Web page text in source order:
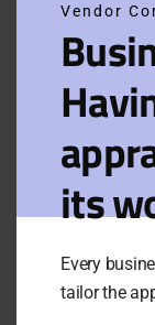
sapien
nisi
Curabitur
aliquam.
faucibus
massa, a
Vendor
its
Every
tailor the